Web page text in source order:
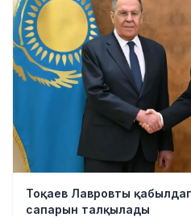
Тоқаев Лавровты
сапарын талқылады